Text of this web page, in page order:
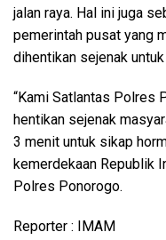
jalan raya. Hal ini juga
pemerintah pusat yang
dihentikan sejenak
“Kami Satlantas Polres
hentikan sejenak
3 menit untuk sikap
kemerdekaan Republik
Polres Ponorogo.
Reporter : IMAM